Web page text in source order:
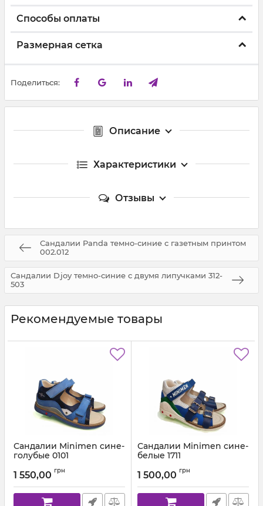
Способы оплаты
Размерная сетка
Поделиться:
Описание
Характеристики
Отзывы
Сандалии Panda темно-синие с газетным принтом
002.012
Сандалии Djoy темно-синие с двумя липучками 312-
503
Рекомендуемые товары
Сандалии Minimen cине-
голубые 0101
1 550,00 грн
Сандалии Minimen cине-
белые 1711
1 500,00 грн